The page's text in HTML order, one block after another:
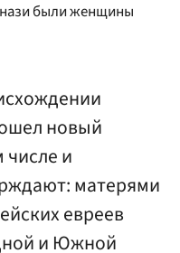
были женщины
новый
числе и
матерями
евреев
и Южной